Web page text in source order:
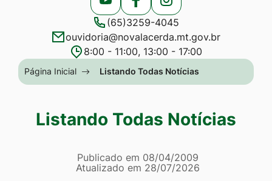
acessibilidade
menu
[alt+2]
para
Acessar
a
Rede
Social
Acessar
a
Rede
Social
Acessar
a
Rede
Social
(65)3259-4045
ouvidoria@novalacerda.mt.gov.br
8:00 - 11:00, 13:00 - 17:00
Seção
do
principal
Página Inicial Listando Todas Notícias
Listando Todas Notícias
Página Listando Todas
Informações
Publicado em 08/04/2009
Atualizado em 28/07/2026